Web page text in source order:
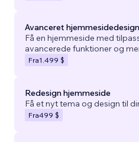
Avanceret hjemmesidedesign
Få en hjemmeside med
avancerede funktioner og
Fra1.499 $
Redesign hjemmeside
Få et nyt tema og design til
Fra499 $